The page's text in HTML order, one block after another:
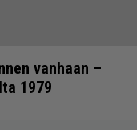
vanhaan –
1979